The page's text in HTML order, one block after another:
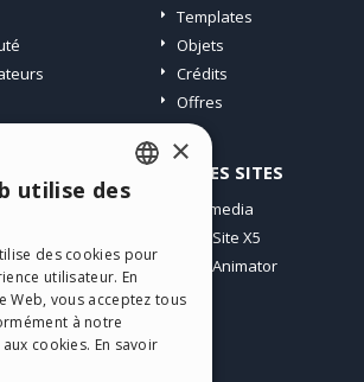
Templates
Objets
Crédits
Offres
AUTRES SITES
Incomedia
WebSite X5
WebAnimator
ENGLISH
GERMAN
SPANISH
×
utilise des
des cookies pour
utilisateur. En
Web, vous acceptez tous
à notre
cookies. En savoir